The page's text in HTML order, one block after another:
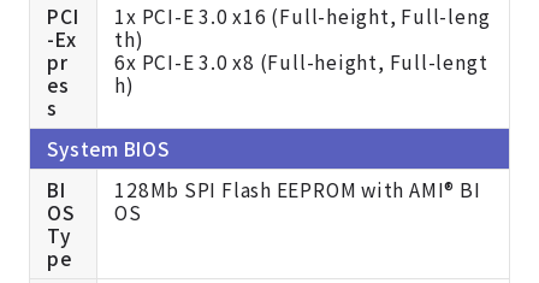
PCI
-Ex
pr
es
s
1x PCI-E 3.0 x16 (Full-height, Full-leng
th)
6x PCI-E 3.0 x8 (Full-height, Full-lengt
h)
System BIOS
BI
OS
Ty
pe
128Mb SPI Flash EEPROM with AMI® BI
OS